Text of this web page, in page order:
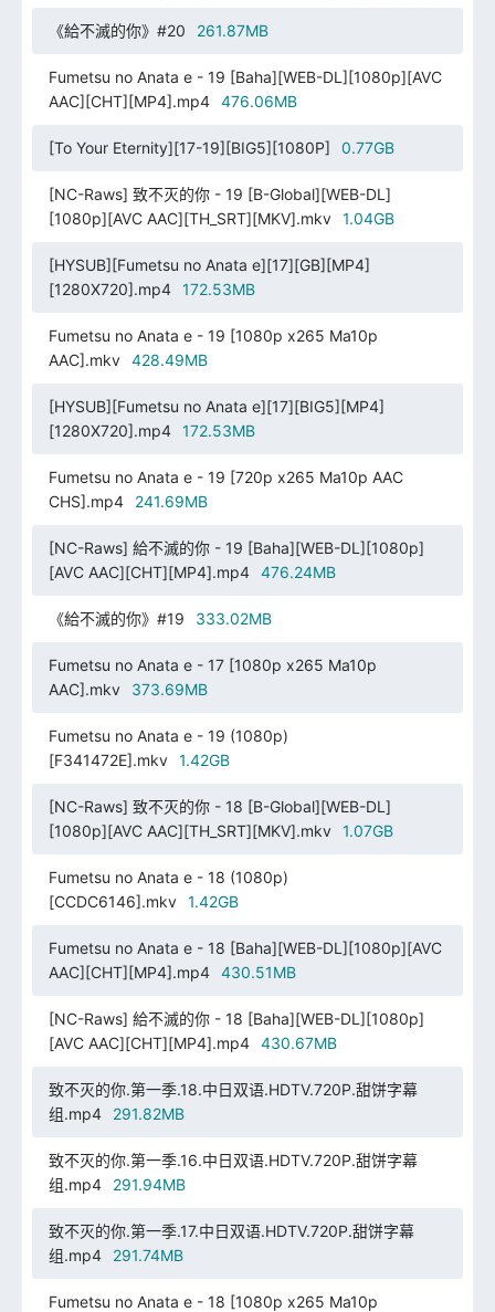
《給不滅的你》#20 261.87MB
Fumetsu no Anata e - 19 [Baha][WEB-DL][1080p][AVC
AAC][CHT][MP4].mp4
476.06MB
[To Your Eternity][17-19][BIG5][1080P] 0.77GB
[NC-Raws] 致不灭的你 - 19 [B-Global][WEB-DL]
[1080p][AVC AAC][TH_SRT][MKV].mkv
1.04GB
[HYSUB][Fumetsu no Anata e][17][GB][MP4]
[1280X720].mp4
172.53MB
Fumetsu no Anata e - 19 [1080p x265 Ma10p
AAC].mkv
428.49MB
[HYSUB][Fumetsu no Anata e][17][BIG5][MP4]
[1280X720].mp4
172.53MB
Fumetsu no Anata e - 19 [720p x265 Ma10p AAC
CHS].mp4
241.69MB
[NC-Raws] 給不滅的你 - 19 [Baha][WEB-DL][1080p]
[AVC AAC][CHT][MP4].mp4
476.24MB
《給不滅的你》#19 333.02MB
Fumetsu no Anata e - 17 [1080p x265 Ma10p
AAC].mkv
373.69MB
Fumetsu no Anata e - 19 (1080p)
[F341472E].mkv
1.42GB
[NC-Raws] 致不灭的你 - 18 [B-Global][WEB-DL]
[1080p][AVC AAC][TH_SRT][MKV].mkv
1.07GB
Fumetsu no Anata e - 18 (1080p)
[CCDC6146].mkv
1.42GB
Fumetsu no Anata e - 18 [Baha][WEB-DL][1080p][AVC
AAC][CHT][MP4].mp4
430.51MB
[NC-Raws] 給不滅的你 - 18 [Baha][WEB-DL][1080p]
[AVC AAC][CHT][MP4].mp4
430.67MB
致不灭的你.第一季.18.中日双语.HDTV.720P.甜饼字幕
组.mp4
291.82MB
致不灭的你.第一季.16.中日双语.HDTV.720P.甜饼字幕
组.mp4
291.94MB
致不灭的你.第一季.17.中日双语.HDTV.720P.甜饼字幕
组.mp4
291.74MB
Fumetsu no Anata e - 18 [1080p x265 Ma10p